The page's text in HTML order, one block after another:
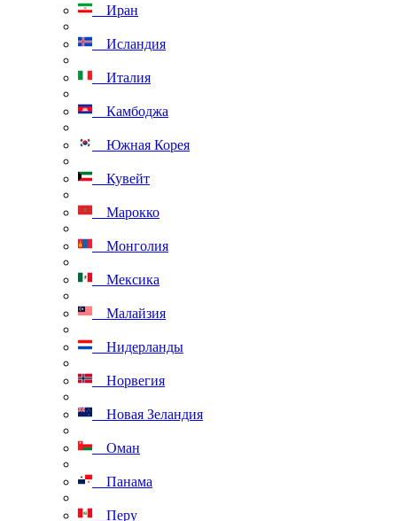
Иран
Исландия
Италия
Камбоджа
Южная Корея
Кувейт
Марокко
Монголия
Мексика
Малайзия
Нидерланды
Норвегия
Новая Зеландия
Оман
Панама
Перу